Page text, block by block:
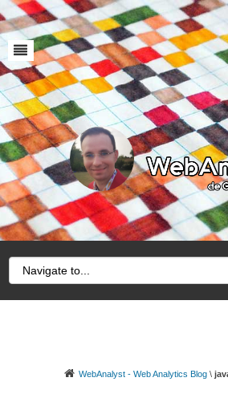
WebAnalyst - Web Analytics Blog \